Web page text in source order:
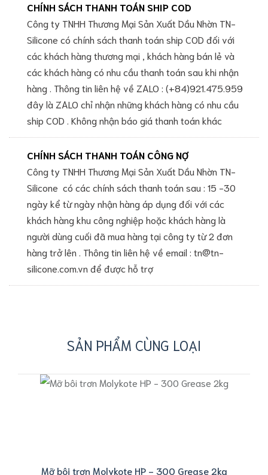
CHÍNH SÁCH THANH TOÁN SHIP COD
Công ty TNHH Thương Mại Sản Xuất Dầu Nhờn TN-
Silicone có chính sách thanh toán ship COD đối với
các khách hàng thương mại , khách hàng bán lẻ và
các khách hàng có nhu cầu thanh toán sau khi nhận
hàng . Thông tin liên hệ về ZALO : (+84)921.475.959
đây là ZALO chỉ nhận những khách hàng có nhu cầu
ship COD . Không nhận báo giá thanh toán khác
CHÍNH SÁCH THANH TOÁN CÔNG NỢ
Công ty TNHH Thương Mại Sản Xuất Dầu Nhờn TN-
Silicone có các chính sách thanh toán sau : 15 -30
ngày kể từ ngày nhận hàng áp dụng đối với các
khách hàng khu công nghiệp hoặc khách hàng là
người dùng cuối đã mua hàng tại công ty từ 2 đơn
hàng trở lên . Thông tin liên hệ về email : tn@tn-
silicone.com.vn để được hỗ trợ
SẢN PHẨM CÙNG LOẠI
Mỡ bôi trơn Molykote HP - 300 Grease 2kg